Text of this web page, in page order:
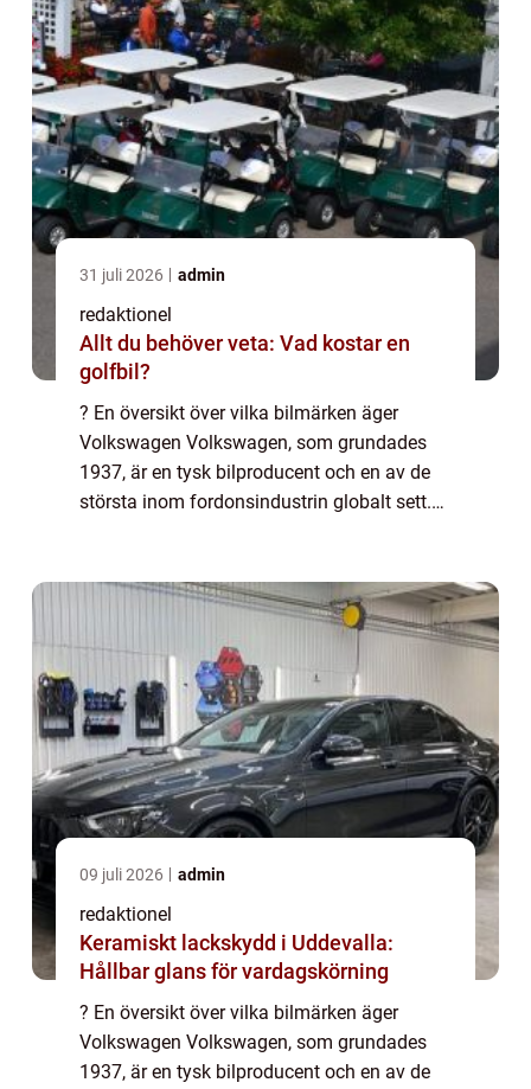
31 juli 2026 admin
redaktionel
Allt du behöver veta: Vad kostar en
golfbil?
? En översikt över vilka bilmärken äger
Volkswagen Volkswagen, som grundades
1937, är en tysk bilproducent och en av de
största inom fordonsindustrin globalt sett.
09 juli 2026 admin
redaktionel
Keramiskt lackskydd i Uddevalla:
Hållbar glans för vardagskörning
? En översikt över vilka bilmärken äger
Volkswagen Volkswagen, som grundades
1937, är en tysk bilproducent och en av de